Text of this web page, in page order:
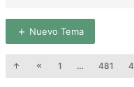
Nuevo Tema
1 … 481